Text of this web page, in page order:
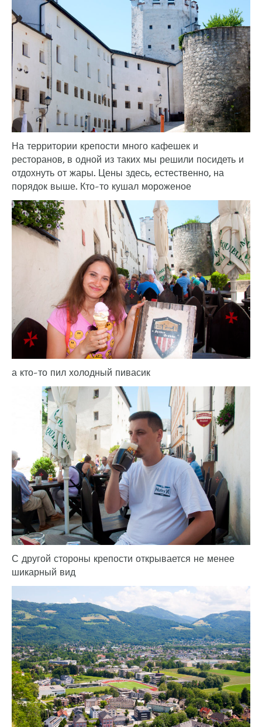
На территории крепости много кафешек и
ресторанов, в одной из таких мы решили посидеть и
отдохнуть от жары. Цены здесь, естественно, на
порядок выше. Кто-то кушал мороженое
а кто-то пил холодный пивасик
С другой стороны крепости открывается не менее
шикарный вид